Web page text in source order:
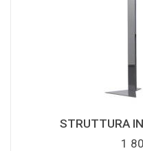
STRUTTURA
1